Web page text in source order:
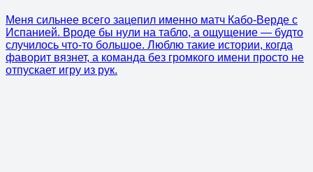
Меня сильнее всего зацепил именно матч Кабо-Верде с
Испанией. Вроде бы нули на табло, а ощущение — будто
случилось что-то большое. Люблю такие истории, когда
фаворит вязнет, а команда без громкого имени просто не
отпускает игру из рук.